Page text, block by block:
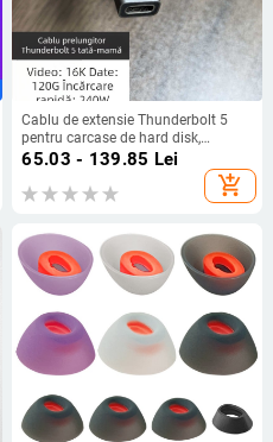
Cablu de extensie Thunderbolt 5
pentru carcase de hard disk,
transfer de date la viteză mare de
80 Gbps, încărcare rapidă PD240W,
compatibil cu MacBook
65.03 - 139.85 Lei
add_shopping_cart